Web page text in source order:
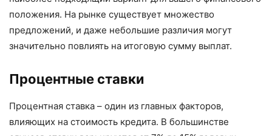
положения. На рынке существует множество
предложений, и даже небольшие различия могут
значительно повлиять на итоговую сумму выплат.
Процентные ставки
Процентная ставка – один из главных факторов,
влияющих на стоимость кредита. В большинстве